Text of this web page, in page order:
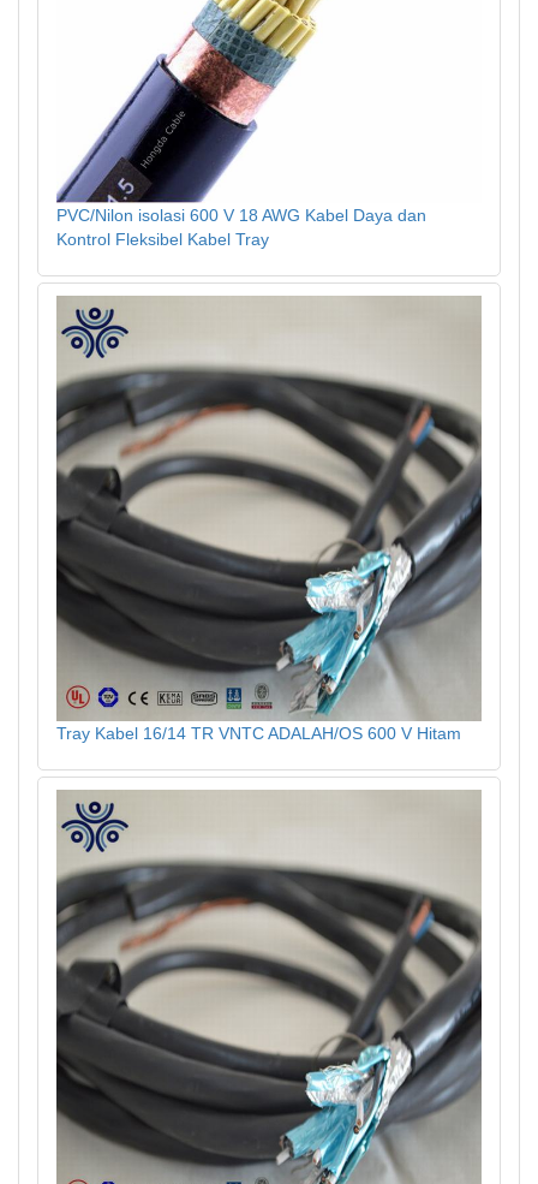
PVC/Nilon isolasi 600 V 18 AWG Kabel Daya dan
Kontrol Fleksibel Kabel Tray
Tray Kabel 16/14 TR VNTC ADALAH/OS 600 V Hitam